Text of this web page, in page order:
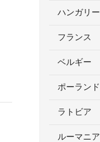
ハンガリー
フランス
ベルギー
ポーランド
ラトビア
ルーマニア